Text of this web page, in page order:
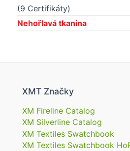
(9 Certifikáty)
Nehořlavá tkanina
XMT Značky
XM Fireline Catalog
XM Silverline Catalog
XM Textiles Swatchbook
XM Textiles Swatchbook